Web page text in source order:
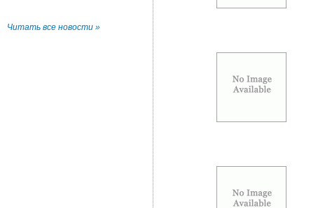
Читать все новости »